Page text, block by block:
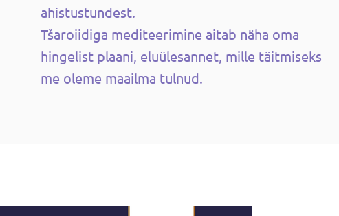
ahistustundest.
Tšaroiidiga mediteerimine aitab näha oma
hingelist plaani, eluülesannet, mille täitmiseks
me oleme maailma tulnud.